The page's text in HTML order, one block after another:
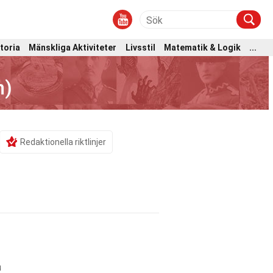
Mänskliga Aktiviteter Livsstil Matematik & Logik
...
Redaktionella riktlinjer